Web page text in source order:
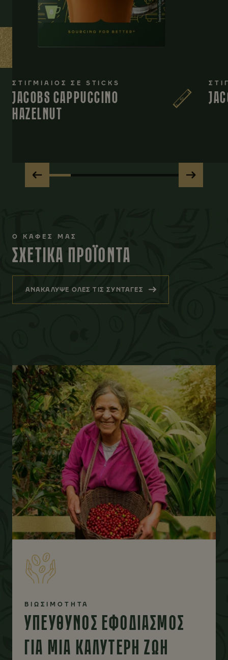
ΣΤΙΓΜΙΑΙΟΣ ΣΕ STICKS
JACOBS CAPPUCCINO
HAZELNUT
Ο ΚΑΦΕΣ ΜΑΣ
ΣΧΕΤΙΚΑ ΠΡΟΪΟΝΤΑ
ΑΝΑΚΑΛΥΨΕ ΟΛΕΣ ΤΙΣ ΣΥΝΤΑΓΕΣ
ΒΙΩΣΙΜΟΤΗΤΑ
ΥΠΕΥΘΥΝΟΣ ΕΦΟΔΙΑΣΜΟΣ
ΓΙΑ ΜΙΑ ΚΑΛΥΤΕΡΗ ΖΩΗ